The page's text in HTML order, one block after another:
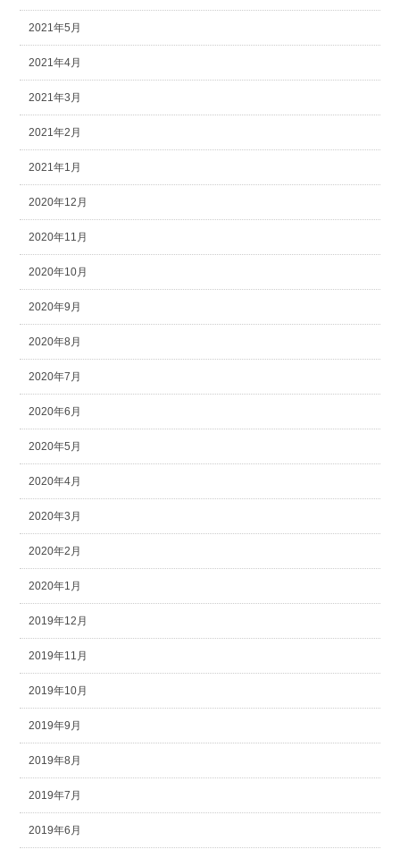
2021年5月
2021年4月
2021年3月
2021年2月
2021年1月
2020年12月
2020年11月
2020年10月
2020年9月
2020年8月
2020年7月
2020年6月
2020年5月
2020年4月
2020年3月
2020年2月
2020年1月
2019年12月
2019年11月
2019年10月
2019年9月
2019年8月
2019年7月
2019年6月